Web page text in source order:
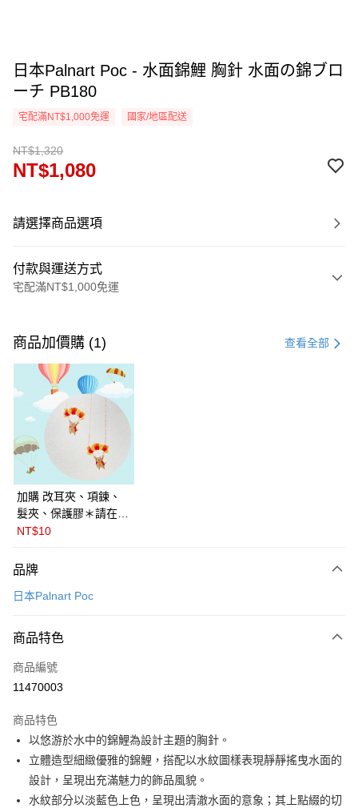
日本Palnart Poc - 水面錦鯉 胸針 水面の錦ブロ
ーチ PB180
宅配滿NT$1,000免運 國家/地區配送
NT$1,320
NT$1,080
請選擇商品選項
付款與運送方式
宅配滿NT$1,000免運
信用卡一次付款
LINE Pay
Apple Pay
Google Pay
全盈+PAY
ATM付款
每筆NT$60
付款後萊爾富取貨
付款後7-11取貨
宅配
每筆NT$60，滿NT$1,000(含以上)免運費
海外配送
商品加價購 (1) 查看全部
加購 改耳夾、項鍊、
髮夾、保護膠＊請在訂
單備註商品及欲修改的
PalnartPoc + 🇬🇧英國
FABLE 寓言
NT$10
品牌
日本Palnart Poc
商品特色
商品編號
11470003
商品特色
以悠游於水中的錦鯉為設計主題的胸針。
立體造型細緻優雅的錦鯉，搭配以水紋圖樣表現靜靜搖曳水面的
設計，呈現出充滿魅力的飾品風貌。
水紋部分以淡藍色上色，呈現出清澈水面的意象；其上點綴的切